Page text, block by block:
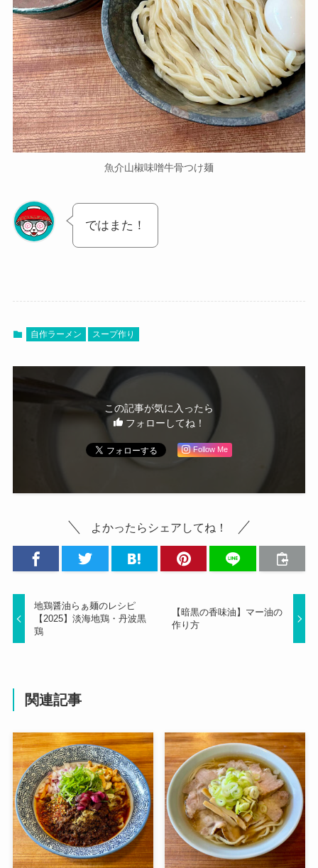
魚介山椒味噌牛骨つけ麺
ではまた！
自作ラーメン スープ作り
この記事が気に入ったら
フォローしてね！
Follow Me
よかったらシェアしてね！
地鶏醤油らぁ麺のレシピ
【2025】淡海地鶏・丹波黒
鶏
【暗黒の香味油】マー油の
作り方
関連記事